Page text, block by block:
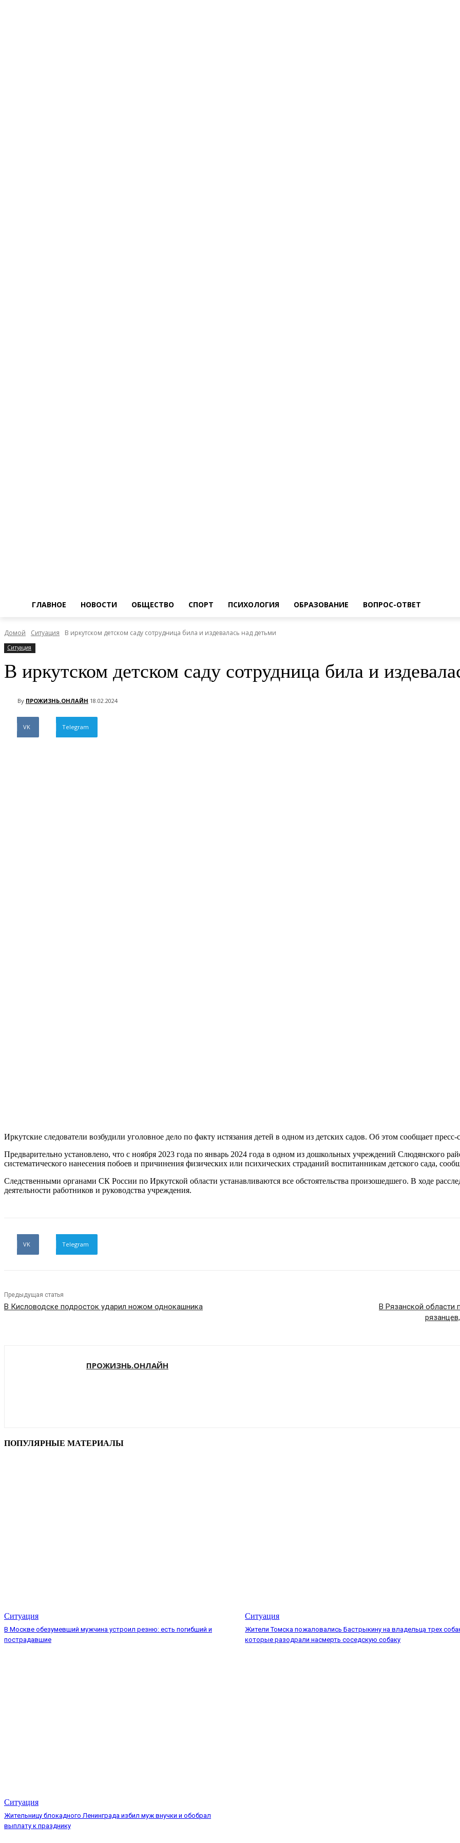
ГЛАВНОЕ НОВОСТИ ОБЩЕСТВО СПОРТ ПСИХОЛОГИЯ ОБРАЗОВАНИЕ ВОПРОС-ОТВЕТ
Домой Ситуация В иркутском детском саду сотрудница била и издевалась над детьми
Ситуация
В иркутском детском саду сотрудница била и
By ПРОЖИЗНЬ.ОНЛАЙН 18.02.2024
VK Telegram
Иркутские следователи возбудили уголовное дело по факту истязания детей в одном из детских садов. Об этом сообщает
Предварительно установлено, что с ноября 2023 года по январь 2024 года в одном из дошкольных учреждений Слюдянского
систематического нанесения побоев и причинения физических или психических страданий воспитанникам детского сада,
Следственными органами СК России по Иркутской области устанавливаются все обстоятельства произошедшего. В ходе
деятельности работников и руководства учреждения.
VK Telegram
Предыдущая статья
В Кисловодске подросток ударил ножом однокашника
В Рязанской области
ПРОЖИЗНЬ.ОНЛАЙН
ПОПУЛЯРНЫЕ МАТЕРИАЛЫ
Ситуация
В Москве обезумевший мужчина устроил резню: есть погибший и
пострадавшие
Ситуация
Жители Томска пожаловались Бастрыкину на владельца трех
которые разодрали насмерть соседскую собаку
Ситуация
Жительницу блокадного Ленинграда избил муж внучки и обобрал
выплату к празднику